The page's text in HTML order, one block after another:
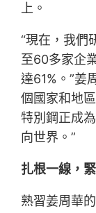
上。
“現在，我們
至60多家企
達61%。”姜
個國家和地
特別鋼正成
向世界。”
扎根一線，
熟習姜周華